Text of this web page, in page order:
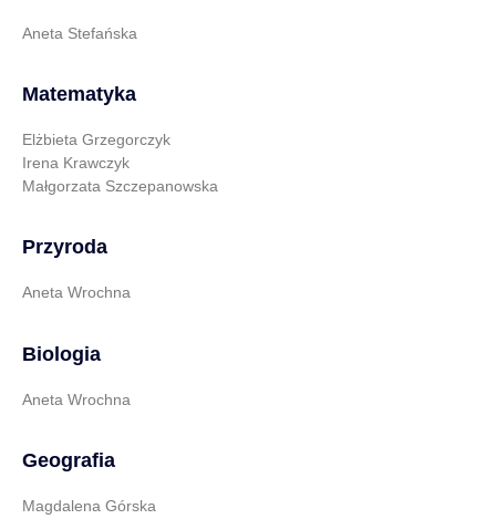
Aneta Stefańska
Matematyka
Elżbieta Grzegorczyk
Irena Krawczyk
Małgorzata Szczepanowska
Przyroda
Aneta Wrochna
Biologia
Aneta Wrochna
Geografia
Magdalena Górska